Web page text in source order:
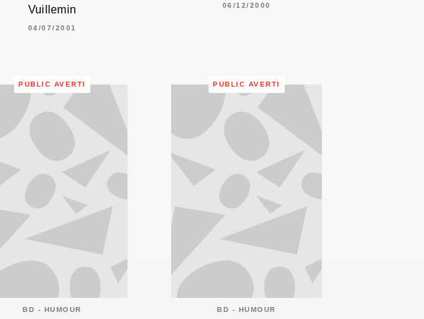
Vuillemin
04/07/2001
06/12/2000
PUBLIC AVERTI
BD - HUMOUR
PUBLIC AVERTI
BD - HUMOUR